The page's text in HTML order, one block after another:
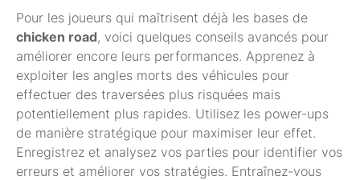
Pour les joueurs qui maîtrisent déjà les bases de
chicken road, voici quelques conseils avancés pour
améliorer encore leurs performances. Apprenez à
exploiter les angles morts des véhicules pour
effectuer des traversées plus risquées mais
potentiellement plus rapides. Utilisez les power-ups
de manière stratégique pour maximiser leur effet.
Enregistrez et analysez vos parties pour identifier vos
erreurs et améliorer vos stratégies. Entraînez-vous